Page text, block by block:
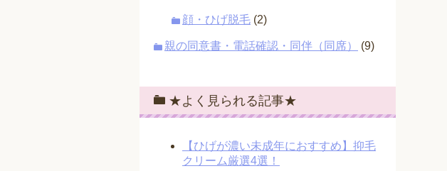
顔・ひげ脱毛 (2)
親の同意書・電話確認・同伴（同席） (9)
★よく見られる記事★
【ひげが濃い未成年におすすめ】抑毛
クリーム厳選4選！